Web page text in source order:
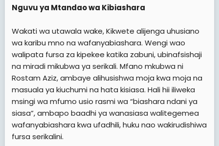
Nguvu ya Mtandao wa Kibiashara
Wakati wa utawala wake, Kikwete alijenga uhusiano
wa karibu mno na wafanyabiashara. Wengi wao
walipata fursa za kipekee katika zabuni, ubinafsishaji
na miradi mikubwa ya serikali. Mfano mkubwa ni
Rostam Aziz, ambaye alihusishwa moja kwa moja na
masuala ya kiuchumi na hata kisiasa. Hali hii iliweka
msingi wa mfumo usio rasmi wa “biashara ndani ya
siasa”, ambapo baadhi ya wanasiasa walitegemea
wafanyabiashara kwa ufadhili, huku nao wakirudishiwa
fursa serikalini.